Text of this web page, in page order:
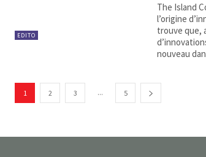
EDITO
The Island
l’origine
trouve que,
nouveau
1 2 3 ... 5